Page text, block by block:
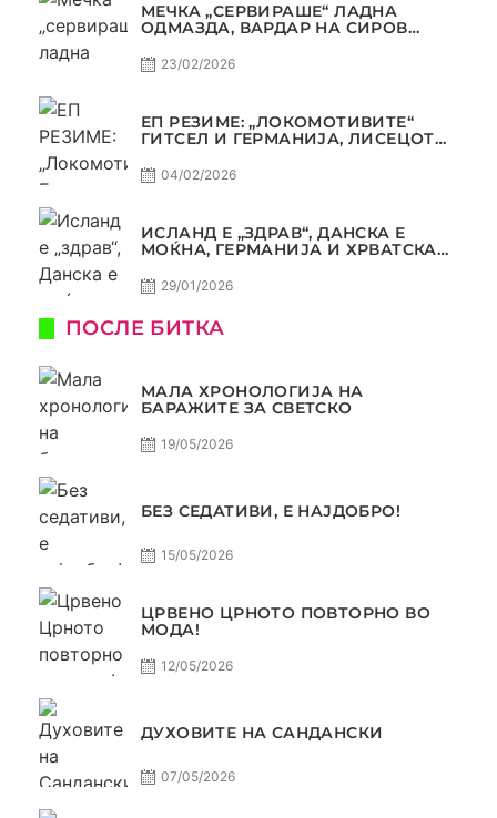
МЕЧКА „СЕРВИРАШЕ“ ЛАДНА
ОДМАЗДА, ВАРДАР НА СИРОВ
АВТОКОМАНДА
23/02/2026
ЕП РЕЗИМЕ: „ЛОКОМОТИВИТЕ“
ГИТСЕЛ И ГЕРМАНИЈА, ЛИСЕЦОТ
04/02/2026
ИСЛАНД Е „ЗДРАВ“, ДАНСКА Е
МОЌНА, ГЕРМАНИЈА И ХРВАТСКА
29/01/2026
ПОСЛЕ БИТКА
МАЛА ХРОНОЛОГИЈА НА
БАРАЖИТЕ ЗА СВЕТСКО
19/05/2026
БЕЗ СЕДАТИВИ, Е НАЈДОБРО!
15/05/2026
ЦРВЕНО ЦРНОТО ПОВТОРНО ВО
МОДА!
12/05/2026
ДУХОВИТЕ НА САНДАНСКИ
07/05/2026